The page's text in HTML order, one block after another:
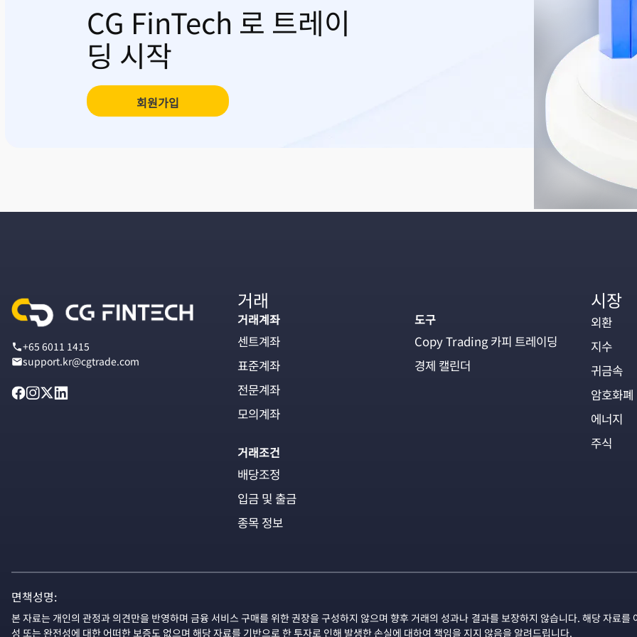
CG FinTech 로 트레이
딩 시작
회원가입
+65 6011 1415
support.kr@cgtrade.com
거래
거래계좌
센트계좌
표준계좌
전문계좌
모의계좌
거래조건
배당조정
입금 및 출금
종목 정보
도구
Copy Trading 카피 트레이딩
경제 캘린더
시장
외환
지수
귀금속
암호화폐
에너지
주식
면책성명:
본 자료는 개인의 관정과 의견만을 반영하며 금융 서비스 구매를 위한 권장을 구성하지 않으며 향후 거래의 성과나 결과를 보장하지 않습니다. 해당 자료
성 또는 완전성에 대한 어떠한 보증도 없으며 해당 자료를 기반으로 한 투자로 인해 발생한 손실에 대하여 책임을 지지 않음을 알려드립니다.